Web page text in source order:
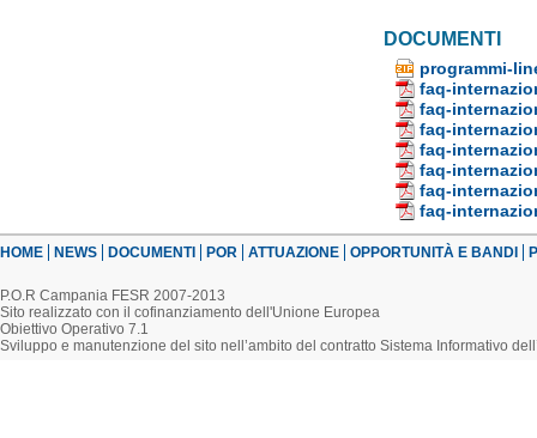
DOCUMENTI
programmi-
faq-
faq-
faq-
faq-
faq-
faq-
faq-
HOME NEWS DOCUMENTI POR ATTUAZIONE OPPORTUNITÀ E BANDI
P.O.R Campania FESR 2007-2013
Sito realizzato con il cofinanziamento dell'Unione Europea
Obiettivo Operativo 7.1
Sviluppo e manutenzione del sito nell’ambito del contratto Sistema Informativo